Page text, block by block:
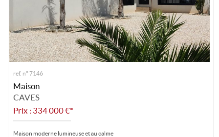
ref. n° 7146
Maison
CAVES
Prix : 334 000 €*
Maison moderne lumineuse et au calme